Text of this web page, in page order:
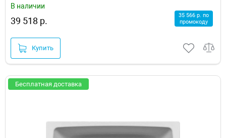
В наличии
39 518 р.
35 566 р. по
промокоду
Купить
Бесплатная доставка